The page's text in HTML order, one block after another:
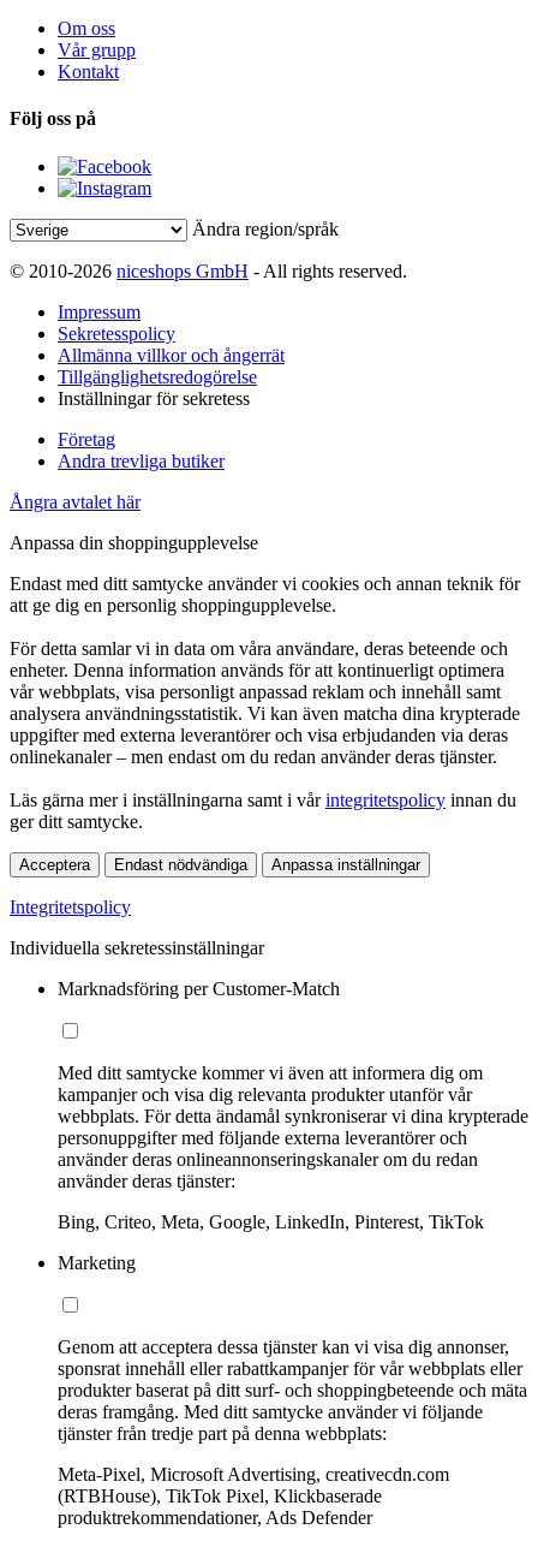
Om oss
Vår grupp
Kontakt
Följ oss på
Ändra region/språk
© 2010-2026 niceshops GmbH - All rights reserved.
Impressum
Sekretesspolicy
Allmänna villkor och ångerrät
Tillgänglighetsredogörelse
Inställningar för sekretess
Företag
Andra trevliga butiker
Ångra avtalet här
Anpassa din shoppingupplevelse
Endast med ditt samtycke använder vi cookies och annan teknik för
att ge dig en personlig shoppingupplevelse.
För detta samlar vi in data om våra användare, deras beteende och
enheter. Denna information används för att kontinuerligt optimera
vår webbplats, visa personligt anpassad reklam och innehåll samt
analysera användningsstatistik. Vi kan även matcha dina krypterade
uppgifter med externa leverantörer och visa erbjudanden via deras
onlinekanaler – men endast om du redan använder deras tjänster.
Läs gärna mer i inställningarna samt i vårintegritetspolicy innan du
ger ditt samtycke.
Acceptera Endast nödvändiga Anpassa inställningar
Integritetspolicy
Individuella sekretessinställningar
Marknadsföring per Customer-Match
Med ditt samtycke kommer vi även att informera dig om
kampanjer och visa dig relevanta produkter utanför vår
webbplats. För detta ändamål synkroniserar vi dina krypterade
personuppgifter med följande externa leverantörer och
använder deras onlineannonseringskanaler om du redan
använder deras tjänster:
Bing, Criteo, Meta, Google, LinkedIn, Pinterest, TikTok
Marketing
Genom att acceptera dessa tjänster kan vi visa dig annonser,
sponsrat innehåll eller rabattkampanjer för vår webbplats eller
produkter baserat på ditt surf- och shoppingbeteende och mäta
deras framgång. Med ditt samtycke använder vi följande
tjänster från tredje part på denna webbplats:
Meta-Pixel, Microsoft Advertising, creativecdn.com
(RTBHouse), TikTok Pixel, Klickbaserade
produktrekommendationer, Ads Defender